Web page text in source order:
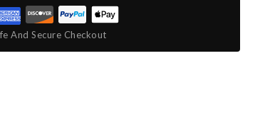
And Secure Checkout